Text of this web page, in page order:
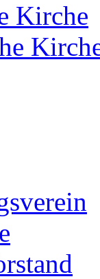
Kirche